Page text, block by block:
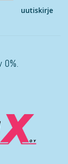
uutiskirje
0%.